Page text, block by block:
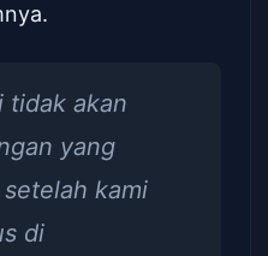
tidak akan
yang
kami
di